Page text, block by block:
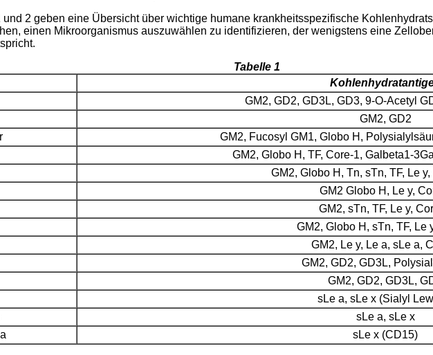
2 geben eine Übersicht über wichtige humane krankheitsspezifische
einen Mikroorganismus auszuwählen zu identifizieren, der wenigstens eine
Tabelle 1
GM2, GD2, GD3L, GD3, 9-O-Acetyl
GM2, GD2
GM2, Fucosyl GM1, Globo H,
GM2, Globo H, TF, Core-1, Galbeta1-
GM2, Globo H, Tn, sTn, TF, Le
GM2 Globo H, Le y,
GM2, sTn, TF, Le y,
GM2, Globo H, sTn, TF, Le
GM2, Le y, Le a, sLe a,
GM2, GD2, GD3L,
GM2, GD2, GD3L,
sLe a, sLe x (Sialyl
sLe a, sLe x
sLe x (CD15)